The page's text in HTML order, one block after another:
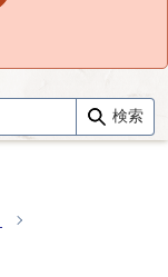
検索